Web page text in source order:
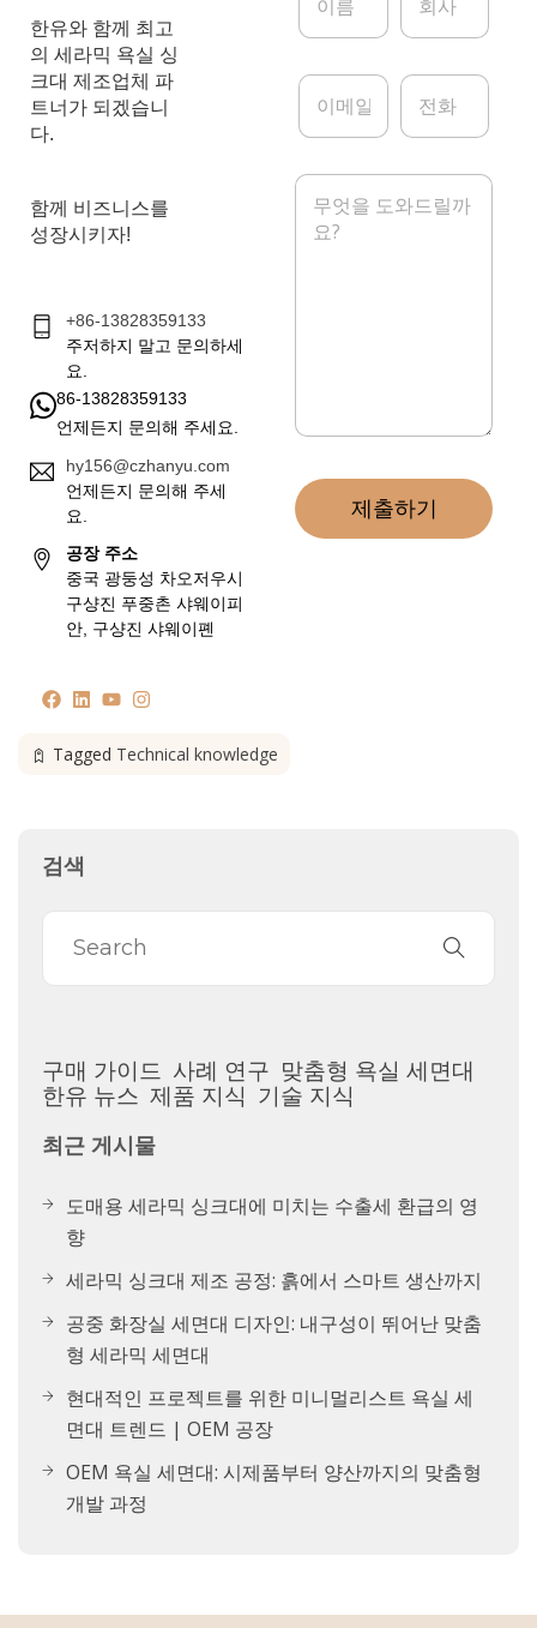
한유와 함께 최고
의 세라믹 욕실 싱
크대 제조업체 파
트너가 되겠습니
다.
함께 비즈니스를
성장시키자!
+86-13828359133
주저하지 말고 문의하세
요.
86-13828359133
언제든지 문의해 주세요.
hy156@czhanyu.com
언제든지 문의해 주세
요.
공장 주소
중국 광둥성 차오저우시
구샹진 푸중촌 샤웨이피
안, 구샹진 샤웨이폔
*
이
일
전
메
제출하기
Tagged Technical knowledge
검색
구매 가이드 사례 연구 맞춤형 욕실 세면대
한유 뉴스 제품 지식 기술 지식
최근 게시물
도매용 세라믹 싱크대에 미치는 수출세 환급의 영
향
세라믹 싱크대 제조 공정: 흙에서 스마트 생산까지
공중 화장실 세면대 디자인: 내구성이 뛰어난 맞춤
형 세라믹 세면대
현대적인 프로젝트를 위한 미니멀리스트 욕실 세
면대 트렌드 | OEM 공장
OEM 욕실 세면대: 시제품부터 양산까지의 맞춤형
개발 과정